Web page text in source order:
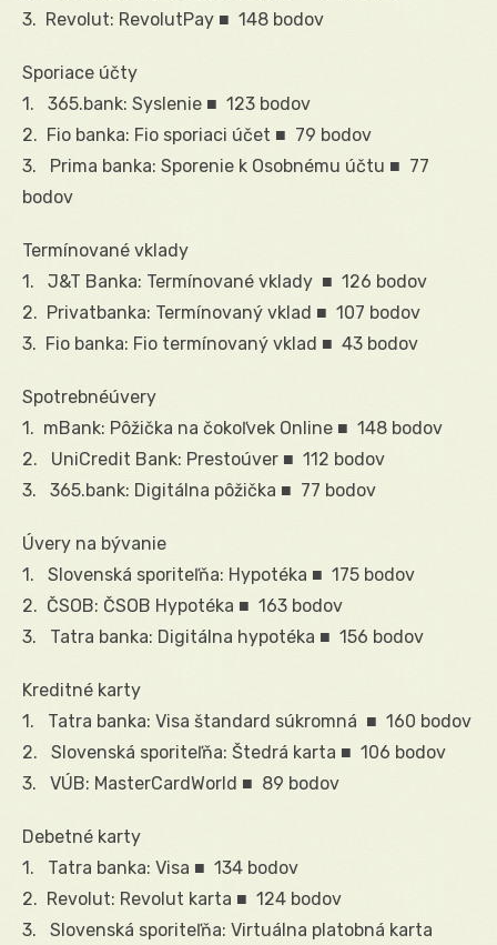
3. Revolut: RevolutPay ■ 148 bodov
Sporiace účty
1. 365.bank: Syslenie ■ 123 bodov
2. Fio banka: Fio sporiaci účet ■ 79 bodov
3. Prima banka: Sporenie k Osobnému účtu ■ 77
bodov
Termínované vklady
1. J&T Banka: Termínované vklady ■ 126 bodov
2. Privatbanka: Termínovaný vklad ■ 107 bodov
3. Fio banka: Fio termínovaný vklad ■ 43 bodov
Spotrebnéúvery
1. mBank: Pôžička na čokoľvek Online ■ 148 bodov
2. UniCredit Bank: Prestoúver ■ 112 bodov
3. 365.bank: Digitálna pôžička ■ 77 bodov
Úvery na bývanie
1. Slovenská sporiteľňa: Hypotéka ■ 175 bodov
2. ČSOB: ČSOB Hypotéka ■ 163 bodov
3. Tatra banka: Digitálna hypotéka ■ 156 bodov
Kreditné karty
1. Tatra banka: Visa štandard súkromná ■ 160 bodov
2. Slovenská sporiteľňa: Štedrá karta ■ 106 bodov
3. VÚB: MasterCardWorld ■ 89 bodov
Debetné karty
1. Tatra banka: Visa ■ 134 bodov
2. Revolut: Revolut karta ■ 124 bodov
3. Slovenská sporiteľňa: Virtuálna platobná karta